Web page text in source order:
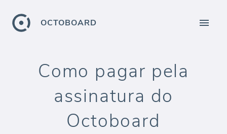
OCTOBOARD
Como pagar pela
assinatura do
Octoboard